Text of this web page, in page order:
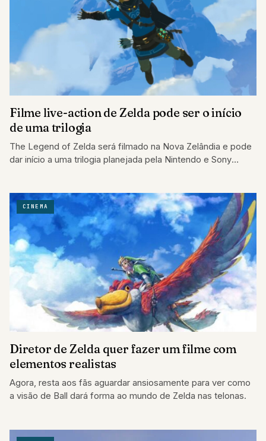
Filme live-action de Zelda pode ser o início
de uma trilogia
The Legend of Zelda será filmado na Nova Zelândia e pode
dar início a uma trilogia planejada pela Nintendo e Sony
CINEMA
Diretor de Zelda quer fazer um filme com
elementos realistas
Agora, resta aos fãs aguardar ansiosamente para ver como
a visão de Ball dará forma ao mundo de Zelda nas telonas.